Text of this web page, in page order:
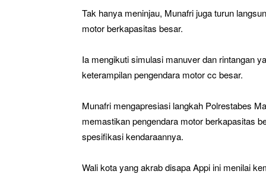
Tak hanya meninjau, Munafri juga turun
motor berkapasitas besar.
Ia mengikuti simulasi manuver dan rintangan
keterampilan pengendara motor cc besar.
Munafri mengapresiasi langkah Polrestabes
memastikan pengendara motor berkapasitas
spesifikasi kendaraannya.
Wali kota yang akrab disapa Appi ini menilai